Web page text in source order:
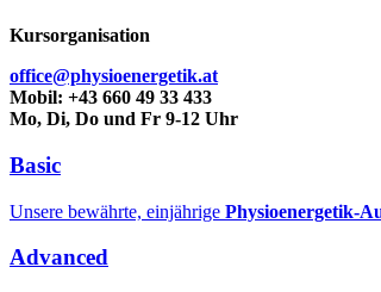
Kursorganisation
office@physioenergetik.at
Mobil: +43 660 49 33 433
Mo, Di, Do und Fr 9-12 Uhr
Basic
Unsere bewährte, einjährige Physioenergetik-
Advanced